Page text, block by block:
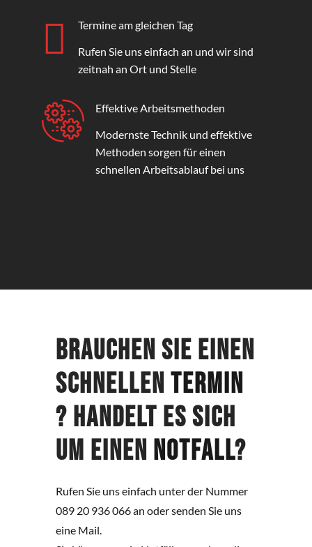
Termine am gleichen Tag
Rufen Sie uns einfach an und wir sind
zeitnah an Ort und Stelle
Effektive Arbeitsmethoden
Modernste Technik und effektive
Methoden sorgen für einen
schnellen Arbeitsablauf bei uns
Brauchen Sie einen
schnellen Termin
? Handelt es sich
um einen Notfall?
Rufen Sie uns einfach unter der Nummer
089 20 936 066 an oder senden Sie uns
eine Mail.